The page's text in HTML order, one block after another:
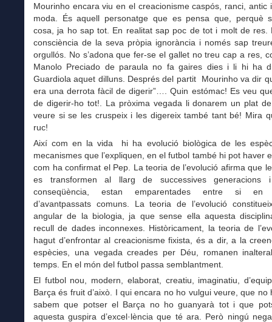
Mourinho encara viu en el creacionisme caspós, ranci, antic
moda. És aquell personatge que es pensa que, perquè
cosa, ja ho sap tot. En realitat sap poc de tot i molt de res.
consciència de la seva pròpia ignorància i només sap
orgullós. No s’adona que fer-se el gallet no treu cap a res,
Manolo Preciado de paraula no fa gaires dies i li hi ha
Guardiola aquet dilluns. Després del partit Mourinho va dir
era una derrota fàcil de digerir”…. Quin estómac! Es veu
de digerir-ho tot!. La pròxima vegada li donarem un plat
veure si se les cruspeix i les digereix també tant bé! Mira
ruc!
Així com en la vida hi ha evolució biològica de les
mecanismes que l’expliquen, en el futbol també hi pot haver
com ha confirmat el Pep. La teoria de l’evolució afirma que
es transformen al llarg de successives
conseqüència, estan emparentades entre si en
d’avantpassats comuns. La teoria de l’evolució
angular de la biologia, ja que sense ella aquesta
recull de dades inconnexes. Històricament, la teoria de
hagut d’enfrontar al creacionisme fixista, és a dir, a la
espècies, una vegada creades per Déu, romanen
temps. En el món del futbol passa semblantment.
El futbol nou, modern, elaborat, creatiu, imaginatiu,
Barça és fruit d’això. I qui encara no ho vulgui veure, que no
sabem que potser el Barça no ho guanyarà tot i que
aquesta guspira d’excel·lència que té ara. Però ningú